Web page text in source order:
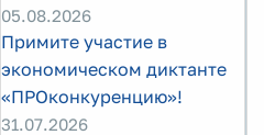
05.08.2026
Примите участие в
экономическом диктанте
«ПРОконкуренцию»!
31.07.2026